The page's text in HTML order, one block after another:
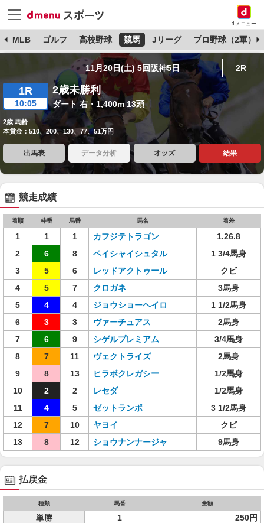
dメニュー
MLB ゴルフ 高校野球 競馬 Jリーグ プロ野球（2軍）
11月20日(土) 5回阪神5日 2R
1R
10:05
2歳未勝利
ダート 右・1,400m 13頭
2歳 馬齢
本賞金：510、200、130、77、51万円
出馬表 データ分析 オッズ 結果
競走成績
着順 枠番 馬番 馬名 着差
1 1 1 カフジテトラゴン
1.26.8
2
6 8 ペイシャイシュタル
1 3/4馬身
3
5 6 レッドアクトゥール
クビ
4
5 7 クロガネ
3馬身
5
4 4 ジョウショーヘイロ
1 1/2馬身
6
3 3 ヴァーチュアス
2馬身
7
6 9 シゲルプレミアム
3/4馬身
8
7 11 ヴェクトライズ
2馬身
9
8 13 ヒラボクレガシー
1/2馬身
10
2 2 レセダ
1/2馬身
11
4 5 ゼットランポ
3 1/2馬身
12
7 10 ヤヨイ
クビ
13
8 12 ショウナンナージャ 9馬身
払戻金
種類 馬番 金額
単勝 1 250円